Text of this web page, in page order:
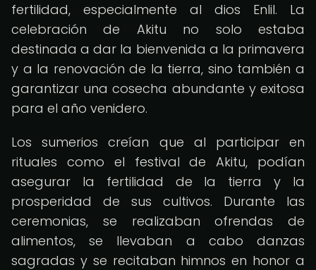
fertilidad, especialmente al dios Enlil. La
celebración de Akitu no solo estaba
destinada a dar la bienvenida a la primavera
y a la renovación de la tierra, sino también a
garantizar una cosecha abundante y exitosa
para el año venidero.
Los sumerios creían que al participar en
rituales como el festival de Akitu, podían
asegurar la fertilidad de la tierra y la
prosperidad de sus cultivos. Durante las
ceremonias, se realizaban ofrendas de
alimentos, se llevaban a cabo danzas
sagradas y se recitaban himnos en honor a